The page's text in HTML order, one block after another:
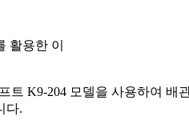
활용한 이
트 K9-204 모델을 사용하여 배
다.